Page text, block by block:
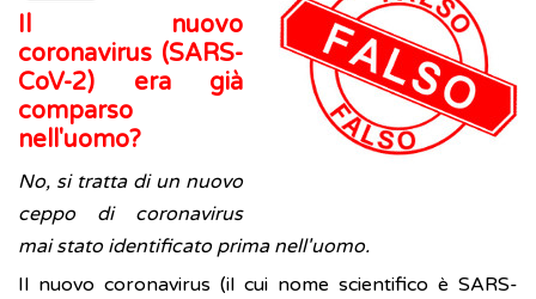
Il nuovo
coronavirus (SARS-
CoV-2) era già
comparso
nell'uomo?
No, si tratta di un nuovo
ceppo di coronavirus
mai stato identificato prima nell'uomo.
Il nuovo coronavirus (il cui nome scientifico è SARS-